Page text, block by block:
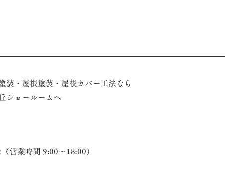
装・屋根塗装・屋根カバー工法なら
ショールームへ
営業時間 9:00～18:00）